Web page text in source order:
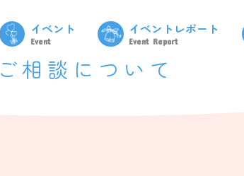
イベント
Event
イベントレポート
Event Report
ご相談について